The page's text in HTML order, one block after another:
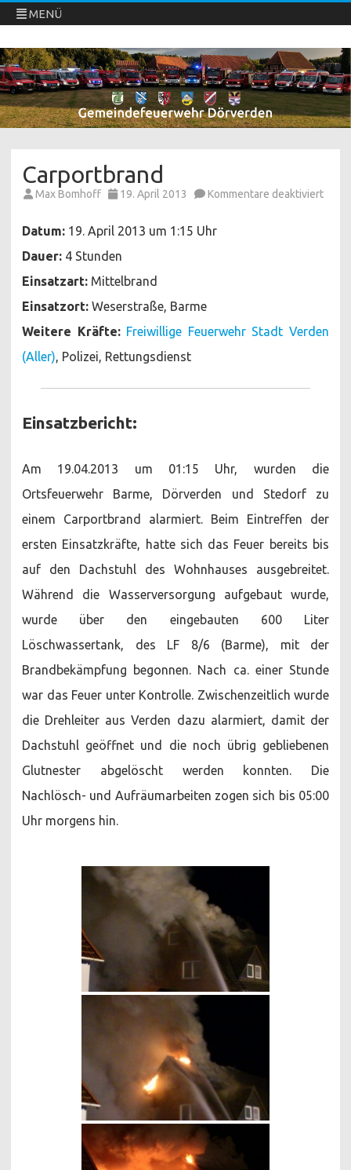
MENÜ
Freiwillige Feuerwehren Dörverden
Direkt
zum
Inhalt
springen
Carportbrand
Max Bomhoff 19. April 2013 Kommentare deaktiviertfür
Datum: 19. April 2013 um 1:15 Uhr
Dauer: 4 Stunden
Einsatzart: Mittelbrand
Einsatzort: Weserstraße, Barme
Weitere Kräfte: Freiwillige Feuerwehr Stadt Verden
(Aller) , Polizei, Rettungsdienst
Einsatzbericht:
Am 19.04.2013 um 01:15 Uhr, wurden die
Ortsfeuerwehr Barme, Dörverden und Stedorf zu
einem Carportbrand alarmiert. Beim Eintreffen der
ersten Einsatzkräfte, hatte sich das Feuer bereits bis
auf den Dachstuhl des Wohnhauses ausgebreitet.
Während die Wasserversorgung aufgebaut wurde,
wurde über den eingebauten 600 Liter
Löschwassertank, des LF 8/6 (Barme), mit der
Brandbekämpfung begonnen. Nach ca. einer Stunde
war das Feuer unter Kontrolle. Zwischenzeitlich wurde
die Drehleiter aus Verden dazu alarmiert, damit der
Dachstuhl geöffnet und die noch übrig gebliebenen
Glutnester abgelöscht werden konnten. Die
Nachlösch- und Aufräumarbeiten zogen sich bis 05:00
Uhr morgens hin.